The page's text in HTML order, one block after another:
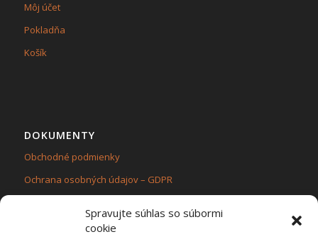
Spravujte súhlas so súbormi
cookie
Môj účet
Pokladňa
Košík
DOKUMENTY
Obchodné podmienky
Ochrana osobných údajov – GDPR